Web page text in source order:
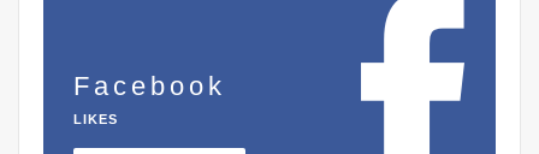
Facebook
LIKES